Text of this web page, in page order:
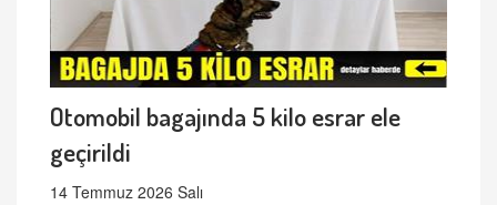
Otomobil bagajında 5 kilo esrar ele
geçirildi
14 Temmuz 2026 Salı